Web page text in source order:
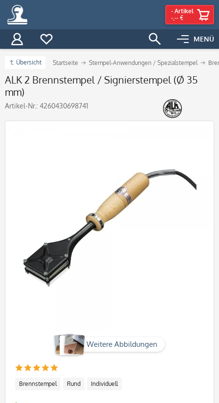
MENÜ
- Artikel
-,-- €
Übersicht Startseite Stempel-Anwendungen / Spezialstempel
ALK 2 Brennstempel / Signierstempel (Ø 35
mm)
Artikel-Nr.: 4260430698741
Weitere Abbildungen
Brennstempel Rund Individuell